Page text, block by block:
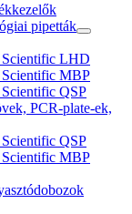
pipetták
Scientific LHD
MBP
QSP
PCR-plate-ek,
QSP
MBP